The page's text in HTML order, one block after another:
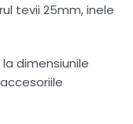
tevii 25mm, inele
dimensiunile